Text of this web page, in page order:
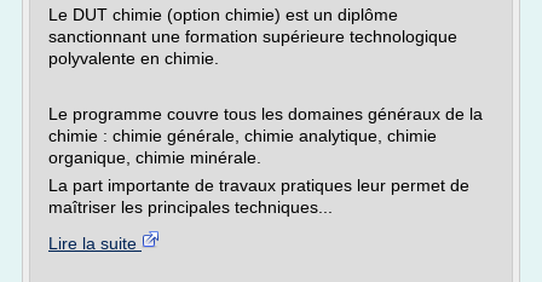
Le DUT chimie (option chimie) est un diplôme
sanctionnant une formation supérieure technologique
polyvalente en chimie.
Le programme couvre tous les domaines généraux de la
chimie : chimie générale, chimie analytique, chimie
organique, chimie minérale.
La part importante de travaux pratiques leur permet de
maîtriser les principales techniques...
Lire la suite